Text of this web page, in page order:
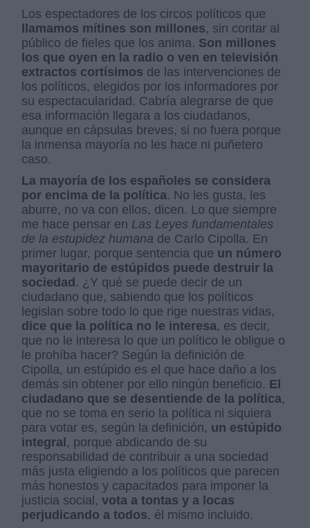
Los espectadores de los circos políticos que
llamamos mítines son millones, sin contar al
público de fieles que los anima. Son millones
los que oyen en la radio o ven en televisión
extractos cortísimos de las intervenciones de
los políticos, elegidos por los informadores por
su espectacularidad. Cabría alegrarse de que
esa información llegara a los ciudadanos,
aunque en cápsulas breves, si no fuera porque
la inmensa mayoría no les hace ni puñetero
caso.
La mayoría de los españoles se considera
por encima de la política. No les gusta, les
aburre, no va con ellos, dicen. Lo que siempre
me hace pensar en Las Leyes fundamentales
de la estupidez humana de Carlo Cipolla. En
primer lugar, porque sentencia que un número
mayoritario de estúpidos puede destruir la
sociedad. ¿Y qué se puede decir de un
ciudadano que, sabiendo que los políticos
legislan sobre todo lo que rige nuestras vidas,
dice que la política no le interesa, es decir,
que no le interesa lo que un político le obligue o
le prohíba hacer? Según la definición de
Cipolla, un estúpido es el que hace daño a los
demás sin obtener por ello ningún beneficio. El
ciudadano que se desentiende de la política,
que no se toma en serio la política ni siquiera
para votar es, según la definición, un estúpido
integral, porque abdicando de su
responsabilidad de contribuir a una sociedad
más justa eligiendo a los políticos que parecen
más honestos y capacitados para imponer la
justicia social,vota a tontas y a locas
perjudicando a todos, él mismo incluido.